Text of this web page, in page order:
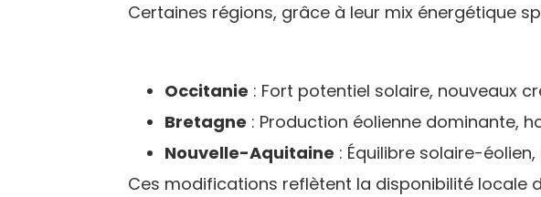
Certaines régions, grâce à leur mix énergétique
Occitanie : Fort potentiel solaire, nouveaux
Bretagne : Production éolienne dominante,
Nouvelle-Aquitaine : Équilibre solaire-
Ces modifications reflètent la disponibilité locale